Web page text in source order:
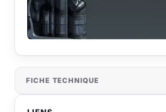
FICHE TECHNIQUE